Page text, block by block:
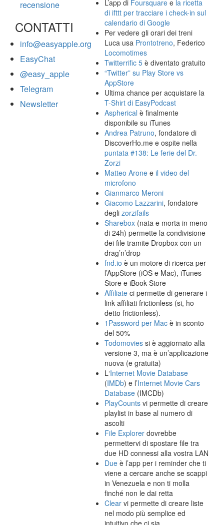
recensione
CONTATTI
info@easyapple.org
EasyChat
@easy_apple
Telegram
Newsletter
L’app di Foursquare e la ricetta
di ifttt per tracciare i check-in sul
calendario di Google
Per vedere gli orari dei treni
Luca usa Prontotreno, Federico
Locomotimes
Twitterrific 5 è diventato gratuito
“Twitter” su Play Store vs
AppStore
Ultima chance per acquistare la
T-Shirt di EasyPodcast
Aspherical è finalmente
disponibile su iTunes
Andrea Patruno, fondatore di
DiscoverHo.me e ospite nella
puntata #138: Le ferie del Dr.
Zorzi
Matteo Arone eil video del
microfono
Gianmarco Meroni
Giacomo Lazzarini, fondatore
deglizorzifails
Sharebox (nata e morta in meno
di 24h) permette la condivisione
dei file tramite Dropbox con un
drag’n’drop
fnd.io è un motore di ricerca per
l’AppStore (iOS e Mac), iTunes
Store e iBook Store
Affiliate ci permette di generare i
link affiliati frictionless (si, ho
detto frictionless).
1Password per Mac è in sconto
del 50%
Todomovies si è aggiornato alla
versione 3, ma è un’applicazione
nuova (e gratuita)
L‘Internet Movie Database
(IMDb) e l’Internet Movie Cars
Database (IMCDb)
PlayCounts vi permette di creare
playlist in base al numero di
ascolti
File Explorer dovrebbe
permettervi di spostare file tra
due HD connessi alla vostra LAN
Due è l’app per i reminder che ti
viene a cercare anche se scappi
in Venezuela e non ti molla
finché non le dai retta
Clear vi permette di creare liste
nel modo più semplice ed
intuitivo che ci sia